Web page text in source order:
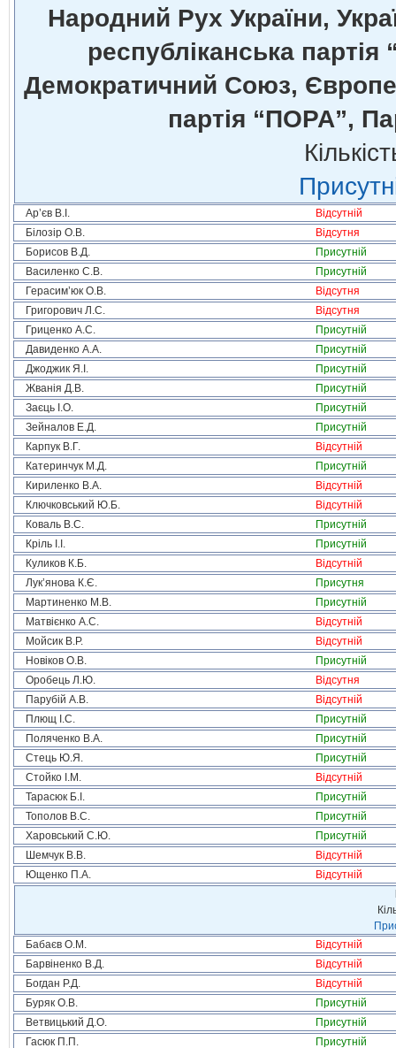
Народний Рух України,
республіканська
Демократичний Союз,
партія “ПОРА”,
Ар’єв В.І.
Відсутній
Білозір О.В.
Відсутня
Борисов В.Д.
Присутній
Василенко С.В.
Присутній
Герасим’юк О.В.
Відсутня
Григорович Л.С.
Відсутня
Гриценко А.С.
Присутній
Давиденко А.А.
Присутній
Джоджик Я.І.
Присутній
Жванія Д.В.
Присутній
Заєць І.О.
Присутній
Зейналов Е.Д.
Присутній
Карпук В.Г.
Відсутній
Катеринчук М.Д.
Присутній
Кириленко В.А.
Відсутній
Ключковський Ю.Б.
Відсутній
Коваль В.С.
Присутній
Кріль І.І.
Присутній
Куликов К.Б.
Відсутній
Лук’янова К.Є.
Присутня
Мартиненко М.В.
Присутній
Матвієнко А.С.
Відсутній
Мойсик В.Р.
Відсутній
Новіков О.В.
Присутній
Оробець Л.Ю.
Відсутня
Парубій А.В.
Відсутній
Плющ І.С.
Присутній
Поляченко В.А.
Присутній
Стець Ю.Я.
Присутній
Стойко І.М.
Відсутній
Тарасюк Б.І.
Присутній
Тополов В.С.
Присутній
Харовський С.Ю.
Присутній
Шемчук В.В.
Відсутній
Ющенко П.А.
Відсутній
Бабаєв О.М.
Відсутній
Барвіненко В.Д.
Відсутній
Богдан Р.Д.
Відсутній
Буряк О.В.
Присутній
Ветвицький Д.О.
Присутній
Гасюк П.П.
Присутній